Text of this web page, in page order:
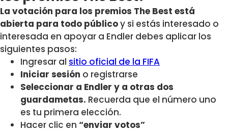
La votación para los premios The Best está
abierta para todo públicoy si estás interesado o
interesada en apoyar a Endler debes aplicar los
siguientes pasos:
Ingresar al sitio oficial de la FIFA
Iniciar sesión o registrarse
Seleccionar a Endler y a otras dos
guardametas. Recuerda que el número uno
es tu primera elección.
Hacer clic en “enviar votos”